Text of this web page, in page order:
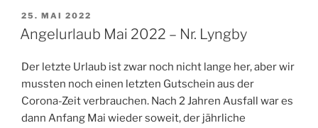
VERÖFFENTLICHT
AM
25. MAI 2022
Angelurlaub Mai 2022 – Nr. Lyngby
Der letzte Urlaub ist zwar noch nicht lange her, aber wir
mussten noch einen letzten Gutschein aus der
Corona-Zeit verbrauchen. Nach 2 Jahren Ausfall war es
dann Anfang Mai wieder soweit, der jährliche